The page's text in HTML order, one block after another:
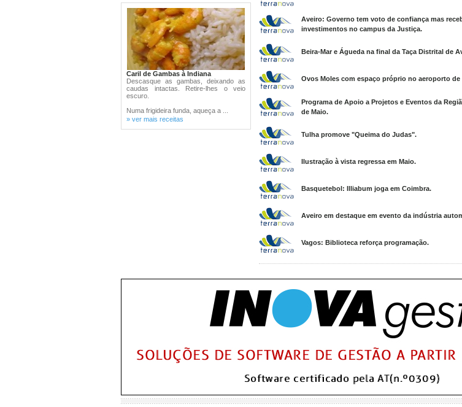
Caril de Gambas à Indiana
Descasque as gambas, deixando as
caudas intactas. Retire-lhes o veio
escuro.
Numa frigideira funda, aqueça a ...
» ver mais receitas
Aveiro: Governo tem voto de confiança mas
investimentos no campus da Justiça.
Beira-Mar e Águeda na final da Taça Distrital de
Ovos Moles com espaço próprio no aeroporto de
Programa de Apoio a Projetos e Eventos da
de Maio.
Tulha promove "Queima do Judas".
Ilustração à vista regressa em Maio.
Basquetebol: Illiabum joga em Coimbra.
Aveiro em destaque em evento da indústria
Vagos: Biblioteca reforça programação.